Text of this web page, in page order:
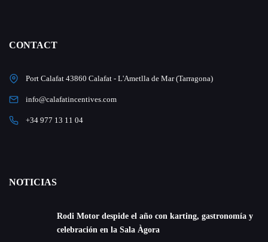
CONTACT
Port Calafat 43860 Calafat - L'Ametlla de Mar (Tarragona)
info@calafatincentives.com
+34 977 13 11 04
NOTICIAS
Rodi Motor despide el año con karting, gastronomía y
celebración en la Sala Àgora